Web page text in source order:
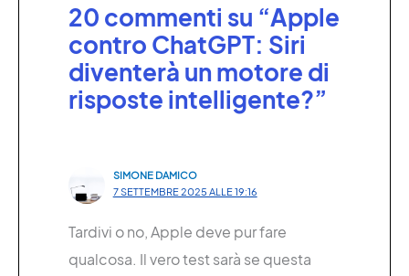
20 commenti su “Apple
contro ChatGPT: Siri
diventerà un motore di
risposte intelligente?”
SIMONE DAMICO
7 SETTEMBRE 2025 ALLE 19:16
Tardivi o no, Apple deve pur fare
qualcosa. Il vero test sarà se questa